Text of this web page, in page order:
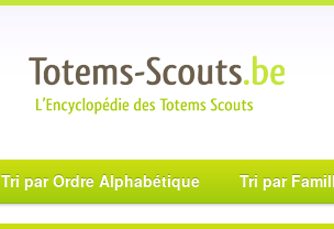
Tri par Ordre Alphabétique Tri par